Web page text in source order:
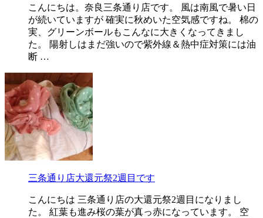
こんにちは。奈良三条通り店です。 風は南風で暑い日
が続いていますが 確実に秋めいた空気感ですね。 棉の
実、グリーンボールもこんなに大きくなってきまし
た。 陽射しはまだ強いので紫外線＆熱中症対策には油
断 …
三条通り店大還元祭2週目です
こんにちは 三条通り店の大還元祭2週目になりまし
た。 紅葉も進み桜の葉が真っ赤になっています。 空